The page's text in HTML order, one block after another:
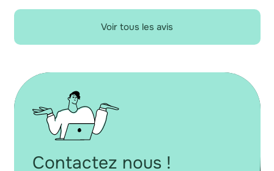
Voir tous les avis
Contactez nous !